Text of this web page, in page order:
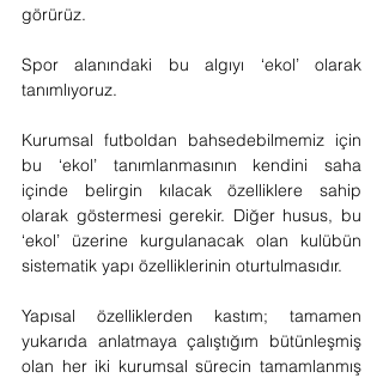
görürüz.
Spor alanındaki bu algıyı ‘ekol’ olarak
tanımlıyoruz.
Kurumsal futboldan bahsedebilmemiz için
bu ‘ekol’ tanımlanmasının kendini saha
içinde belirgin kılacak özelliklere sahip
olarak göstermesi gerekir. Diğer husus, bu
‘ekol’ üzerine kurgulanacak olan kulübün
sistematik yapı özelliklerinin oturtulmasıdır.
Yapısal özelliklerden kastım; tamamen
yukarıda anlatmaya çalıştığım bütünleşmiş
olan her iki kurumsal sürecin tamamlanmış